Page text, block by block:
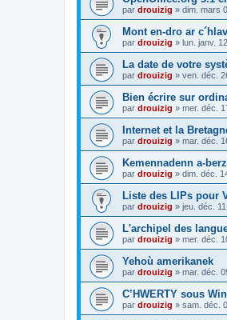
par drouizig » dim. mars
Mont en-dro ar
par drouizig » lun. janv.
La date de votre
par drouizig » ven. déc.
Bien écrire sur
par drouizig » mer. déc.
Internet et la
par drouizig » mar. déc.
Kemennadenn a-
par drouizig » dim. déc.
Liste des LIPs pour
par drouizig » jeu. déc.
L'archipel des
par drouizig » mer. déc.
Yehoù amerikanek
par drouizig » mar. déc.
C’HWERTY sous
par drouizig » sam. déc.